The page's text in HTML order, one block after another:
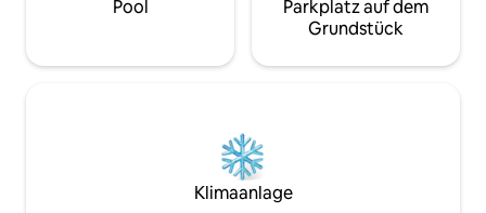
Pool
Parkplatz auf dem
Grundstück
Klimaanlage